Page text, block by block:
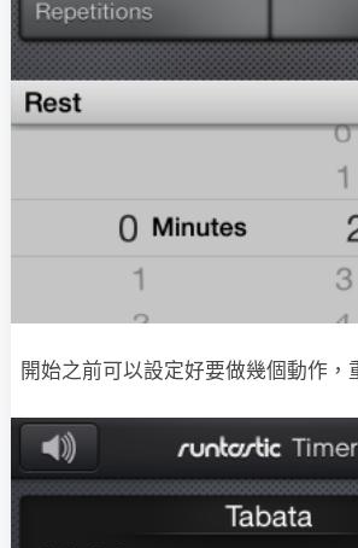
開始之前可以設定好要做幾個動作，